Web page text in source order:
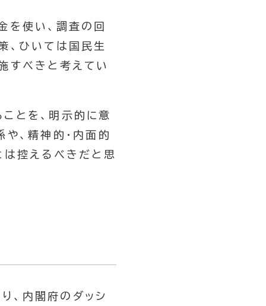
を使い、調査の回
、ひいては国民生
すべきと考えてい
とを、明示的に意
、精神的・内面的
は控えるべきだと思
、内閣府のダッシ